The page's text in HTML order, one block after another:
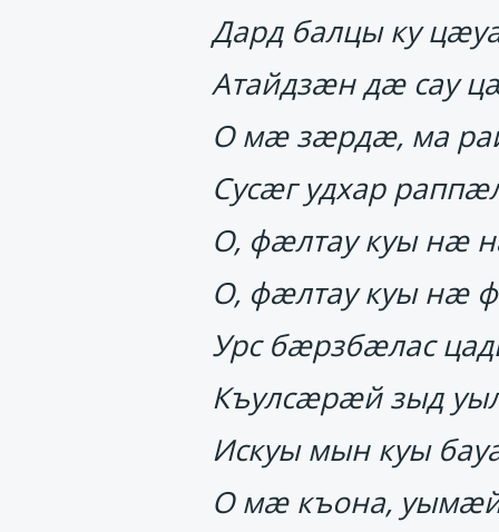
Дард балцы ку
Атайдзӕн дӕ сау
О мӕ зӕрдӕ, ма
Сусӕг удхар
О, фӕлтау куы нӕ
О, фӕлтау куы нӕ
Урс бӕрзбӕлас
Къулсӕрӕй зыд
Искуы мын куы
О мӕ къона,